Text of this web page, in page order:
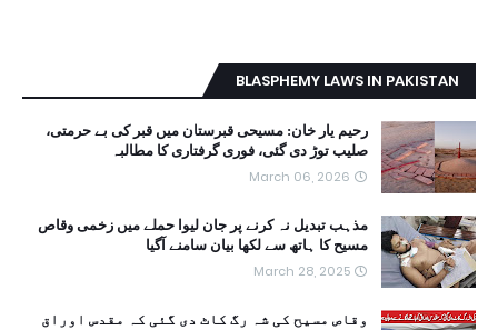
BLASPHEMY LAWS IN PAKISTAN
رحیم یار خان: مسیحی قبرستان میں قبر کی بے حرمتی،
صلیب توڑ دی گئی، فوری گرفتاری کا مطالبہ
March 06, 2026
مذہب تبدیل نہ کرنے پر جان لیوا حملے میں زخمی وقاص
مسیح کا ہاتھ سے لکھا بیان سامنے آگیا
March 28, 2025
وقاص مسیح کی شہ رگ کاٹ دی گئی کہ مقدس اوراق